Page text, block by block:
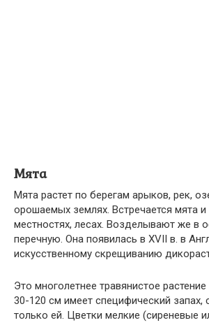
Мята
Мята растет по берегам арыков, рек,
орошаемых землях. Встречается мята и
местностях, лесах. Возделывают же в
перечную. Она появилась в XVII в. в
искусственному скрещиванию
Это многолетнее травянистое
30-120 см имеет спе­цифический запах,
только ей. Цветки мелкие (сиреневые